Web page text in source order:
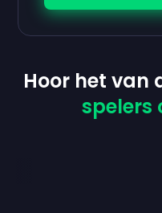
Hoor het van
spelers